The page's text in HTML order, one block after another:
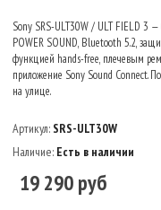
Sony SRS-ULT30W / ULT FIELD 3
POWER SOUND, Bluetooth 5.2,
функцией hands-free, плечевым
приложение Sony Sound Connect.
на улице.
Артикул: SRS-ULT30W
Наличие: Есть в наличии
19 290 руб